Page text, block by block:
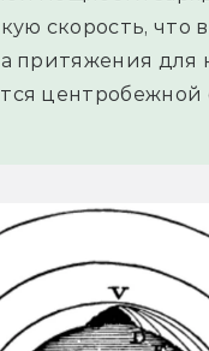
скорость, что
притяжения для
центробежной